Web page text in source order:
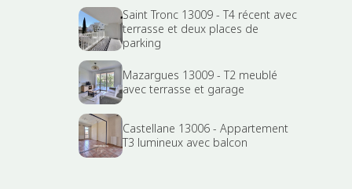
Saint Tronc 13009 - T4 récent avec
terrasse et deux places de
parking
Mazargues 13009 - T2 meublé
avec terrasse et garage
Castellane 13006 - Appartement
T3 lumineux avec balcon